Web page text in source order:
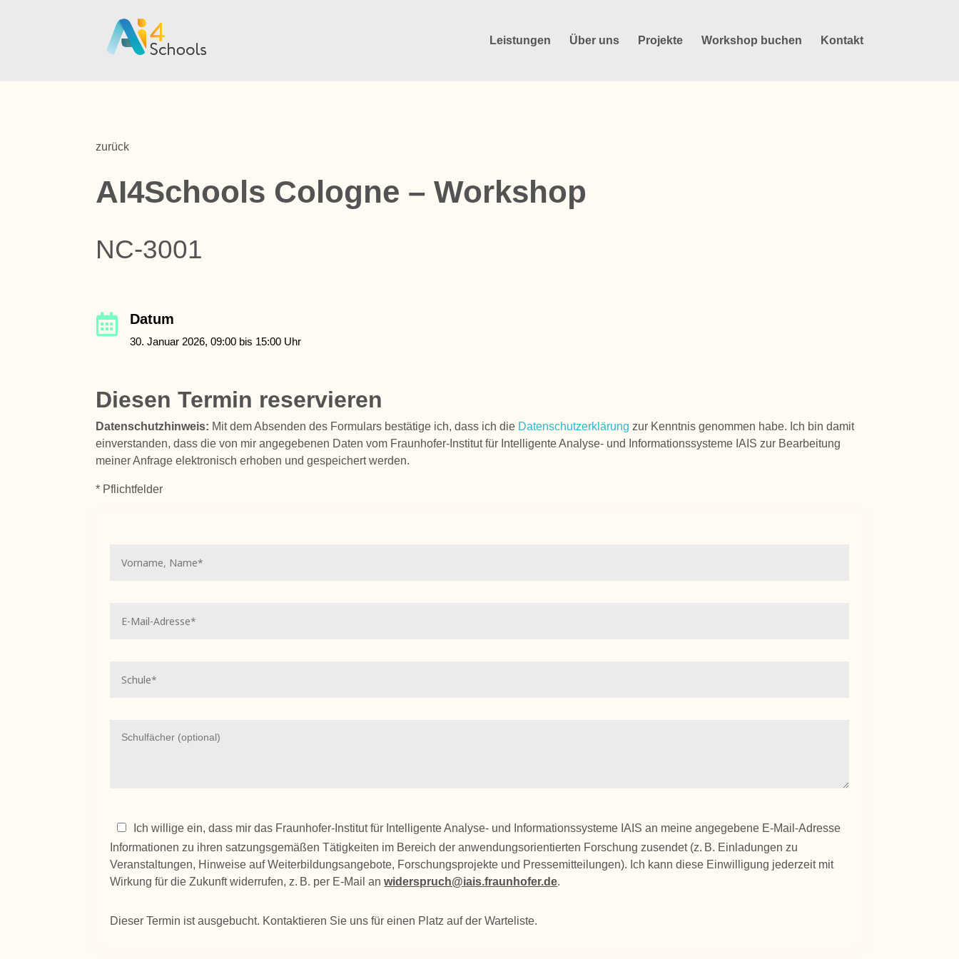
Leistungen Über uns Projekte Workshop buchen Kontakt
zurück
AI4Schools Cologne – Workshop
NC-3001
 Datum
30. Januar 2026, 09:00 bis 15:00 Uhr
Diesen Termin reservieren
Datenschutzhinweis: Mit dem Absenden des Formulars bestätige ich, dass ich die Datenschutzerklärung zur Kenntnis genommen habe. Ich bin damit
einverstanden, dass die von mir angegebenen Daten vom Fraunhofer-Institut für Intelligente Analyse- und Informationssysteme IAIS zur Bearbeitung
meiner Anfrage elektronisch erhoben und gespeichert werden.
* Pflichtfelder
Ich willige ein, dass mir das Fraunhofer-Institut für Intelligente Analyse- und Informationssysteme IAIS an meine angegebene E-Mail-Adresse
Informationen zu ihren satzungsgemäßen Tätigkeiten im Bereich der anwendungsorientierten Forschung zusendet (z. B. Einladungen zu
Veranstaltungen, Hinweise auf Weiterbildungsangebote, Forschungsprojekte und Pressemitteilungen). Ich kann diese Einwilligung jederzeit mit
Wirkung für die Zukunft widerrufen, z. B. per E-Mail anwiderspruch@iais.fraunhofer.de.
Dieser Termin ist ausgebucht. Kontaktieren Sie uns für einen Platz auf der Warteliste.